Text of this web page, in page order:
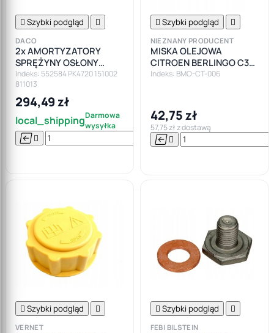
 Szybki podgląd 
DACO
2x AMORTYZATORY
SPRĘŻYNY OSŁONY
ODBOJE TYŁ FORD
FIESTA V MK5
Indeks: 552584 PK4720 151002
811013
294,49 zł
local_shippingDarmowa
wysyłka
  

 Szybki podgląd 
NIEZNANY PRODUCENT
MISKA OLEJOWA
CITROEN BERLINGO C3
C4 C5 PEUGEOT 206 307
Indeks: BMO-CT-006
42,75 zł
57,75 zł z dostawą
 
 Szybki podgląd 
VERNET
 Szybki podgląd 
FEBI BILSTEIN